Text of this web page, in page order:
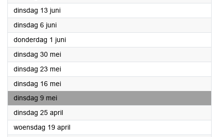
dinsdag 13 juni2023
dinsdag 6 juni2023
donderdag 1 juni2023
dinsdag 30 mei2023
dinsdag 23 mei2023
dinsdag 16 mei2023
dinsdag 9 mei2023
dinsdag 25 april2023
woensdag 19 april2023